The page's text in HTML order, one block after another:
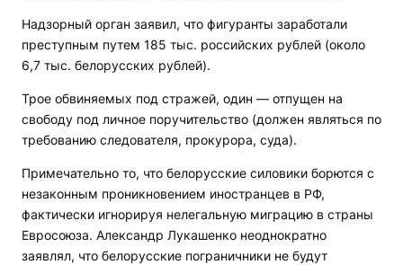
Надзорный орган заявил, что фигуранты заработали
преступным путем 185 тыс. российских рублей (около
6,7 тыс. белорусских рублей).
Трое обвиняемых под стражей, один — отпущен на
свободу под личное поручительство (должен являться по
требованию следователя, прокурора, суда).
Примечательно то, что белорусские силовики борются с
незаконным проникновением иностранцев в РФ,
фактически игнорируя нелегальную миграцию в страны
Евросоюза. Александр Лукашенко неоднократно
заявлял, что белорусские пограничники не будут